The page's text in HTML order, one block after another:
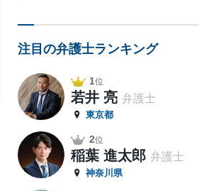
注目の弁護士ランキング
1位
若井 亮 弁護士
東京都
2位
稲葉 進太郎 弁護士
神奈川県